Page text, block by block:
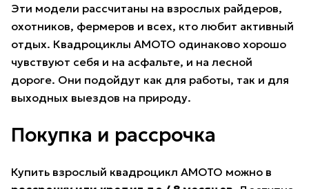
Эти модели рассчитаны на взрослых райдеров,
охотников, фермеров и всех, кто любит активный
отдых. Квадроциклы AMOTO одинаково хорошо
чувствуют себя и на асфальте, и на лесной
дороге. Они подойдут как для работы, так и для
выходных выездов на природу.
Покупка и рассрочка
Купить взрослый квадроцикл AMOTO можно в